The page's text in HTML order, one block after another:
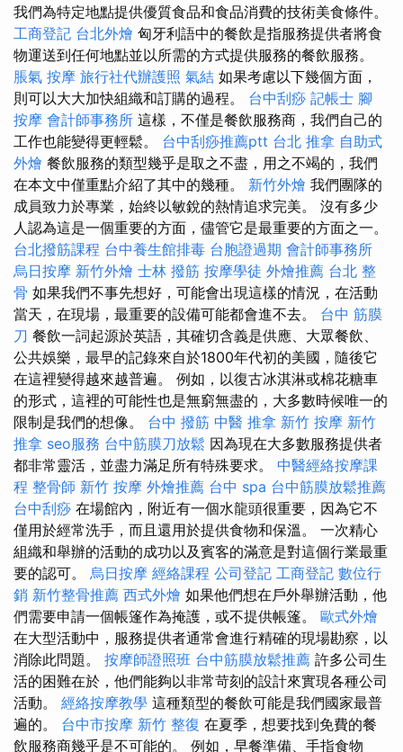
我們為特定地點提供優質食品和食品消費的技術美食條件。
工商登記 台北外燴 匈牙利語中的餐飲是指服務提供者將食
物運送到任何地點並以所需的方式提供服務的餐飲服務。
脹氣 按摩 旅行社代辦護照 氣結 如果考慮以下幾個方面，
則可以大大加快組織和訂購的過程。 台中刮痧 記帳士 腳
按摩 會計師事務所 這樣，不僅是餐飲服務商，我們自己的
工作也能變得更輕鬆。 台中刮痧推薦ptt 台北 推拿 自助式
外燴 餐飲服務的類型幾乎是取之不盡，用之不竭的，我們
在本文中僅重點介紹了其中的幾種。 新竹外燴 我們團隊的
成員致力於專業，始終以敏銳的熱情追求完美。 沒有多少
人認為這是一個重要的方面，儘管它是最重要的方面之一。
台北撥筋課程 台中養生館排毒 台胞證過期 會計師事務所
烏日按摩 新竹外燴 士林 撥筋 按摩學徒 外燴推薦 台北 整
骨 如果我們不事先想好，可能會出現這樣的情況，在活動
當天，在現場，最重要的設備可能都會進不去。 台中 筋膜
刀 餐飲一詞起源於英語，其確切含義是供應、大眾餐飲、
公共娛樂，最早的記錄來自於1800年代初的美國，隨後它
在這裡變得越來越普遍。 例如，以復古冰淇淋或棉花糖車
的形式，這裡的可能性也是無窮無盡的，大多數時候唯一的
限制是我們的想像。 台中 撥筋 中醫 推拿 新竹 按摩 新竹
推拿 seo服務 台中筋膜刀放鬆 因為現在大多數服務提供者
都非常靈活，並盡力滿足所有特殊要求。 中醫經絡按摩課
程 整骨師 新竹 按摩 外燴推薦 台中 spa 台中筋膜放鬆推薦
台中刮痧 在場館內，附近有一個水龍頭很重要，因為它不
僅用於經常洗手，而且還用於提供食物和保溫。 一次精心
組織和舉辦的活動的成功以及賓客的滿意是對這個行業最重
要的認可。 烏日按摩 經絡課程 公司登記 工商登記 數位行
銷 新竹整骨推薦 西式外燴 如果他們想在戶外舉辦活動，他
們需要申請一個帳篷作為掩護，或不提供帳篷。 歐式外燴
在大型活動中，服務提供者通常會進行精確的現場勘察，以
消除此問題。 按摩師證照班 台中筋膜放鬆推薦 許多公司生
活的困難在於，他們能夠以非常苛刻的設計來實現各種公司
活動。 經絡按摩教學 這種類型的餐飲可能是我們國家最普
遍的。 台中市按摩 新竹 整復 在夏季，想要找到免費的餐
飲服務商幾乎是不可能的。 例如，早餐準備、手指食物